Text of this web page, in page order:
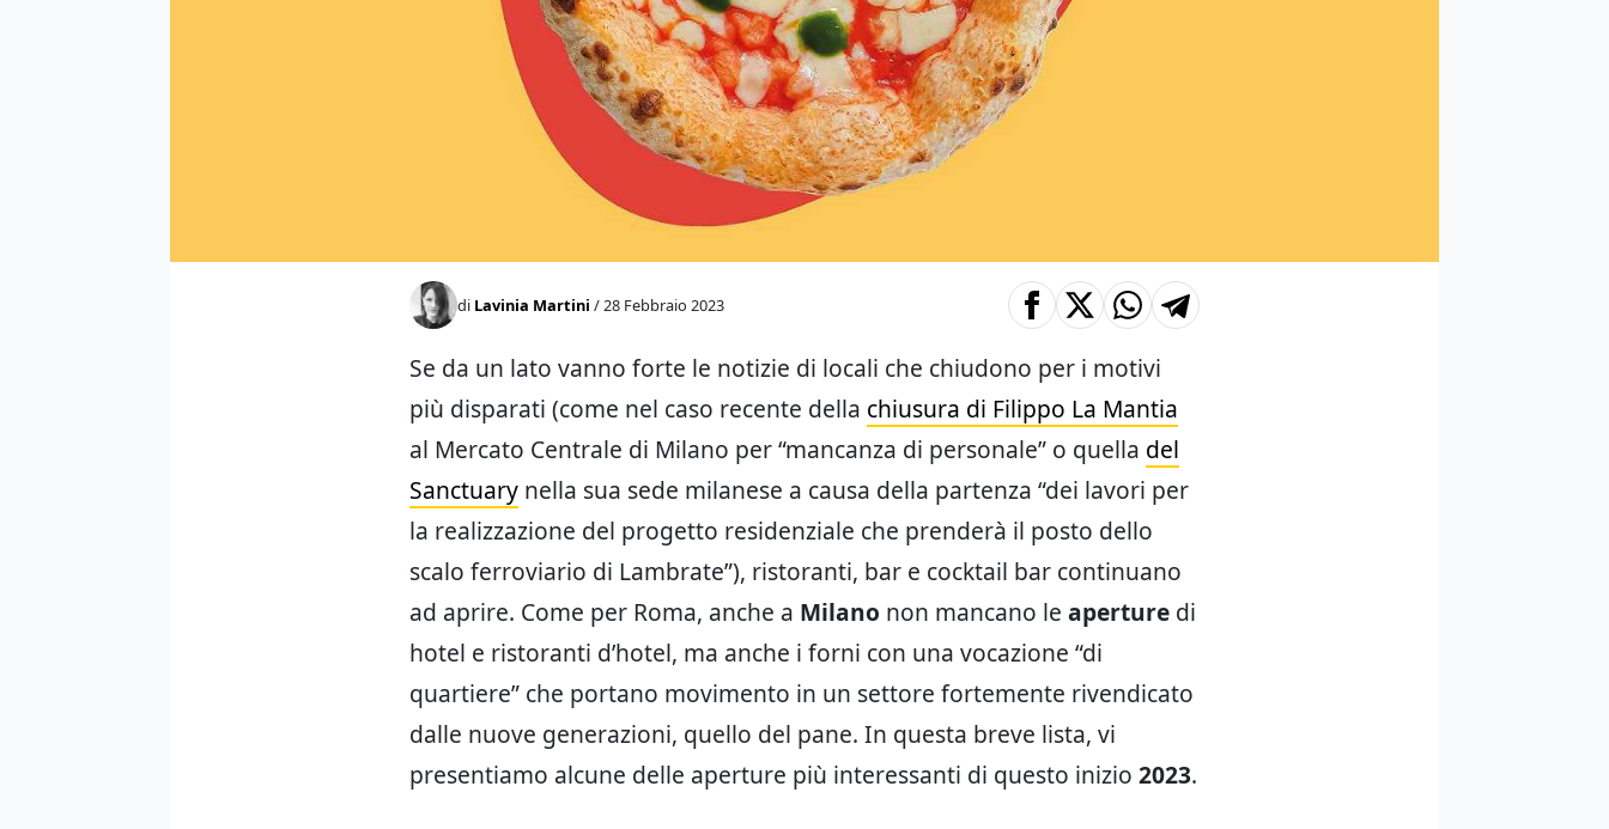
di Lavinia Martini / 28 Febbraio 2023
Se da un lato vanno forte le notizie di locali che chiudono per i motivi
più disparati (come nel caso recente della chiusura di Filippo La Mantia
al Mercato Centrale di Milano per “mancanza di personale” o quella del
Sanctuary nella sua sede milanese a causa della partenza “dei lavori per
la realizzazione del progetto residenziale che prenderà il posto dello
scalo ferroviario di Lambrate”), ristoranti, bar e cocktail bar continuano
ad aprire. Come per Roma, anche a Milano non mancano le aperture di
hotel e ristoranti d’hotel, ma anche i forni con una vocazione “di
quartiere” che portano movimento in un settore fortemente rivendicato
dalle nuove generazioni, quello del pane. In questa breve lista, vi
presentiamo alcune delle aperture più interessanti di questo inizio 2023.